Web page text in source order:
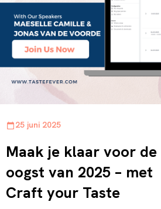
25 juni 2025
Maak je klaar voor de
oogst van 2025 – met
Craft your Taste